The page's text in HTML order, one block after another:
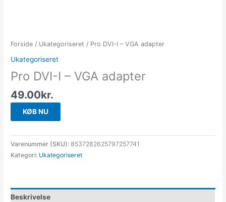
Forside / Ukategoriseret / Pro DVI-I – VGA adapter
Ukategoriseret
Pro DVI-I – VGA adapter
49.00kr.
KØB NU
Varenummer (SKU):8537282625797257741
Kategori: Ukategoriseret
Beskrivelse